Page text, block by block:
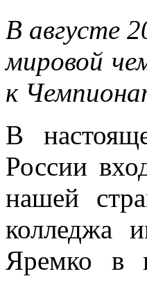
В августе
мировой
к
В
России
нашей
колледжа
Яремко в